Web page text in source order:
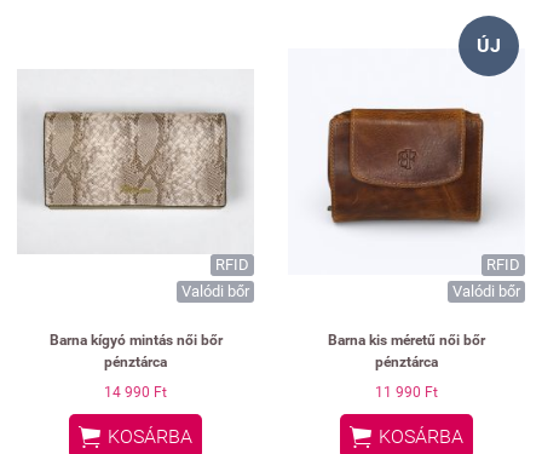
RFID
Valódi bőr
Barna kígyó mintás női bőr
pénztárca
14 990 Ft
 KOSÁRBA
ÚJ
RFID
Valódi bőr
Barna kis méretű női bőr
pénztárca
11 990 Ft
 KOSÁRBA